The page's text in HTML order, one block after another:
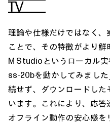
理論や仕様だけではなく
ことで、その特徴がより
M Studioというローカル
ss-20bを動かしてみまし
続せず、ダウンロードし
います。これにより、応
オフライン動作の安心感